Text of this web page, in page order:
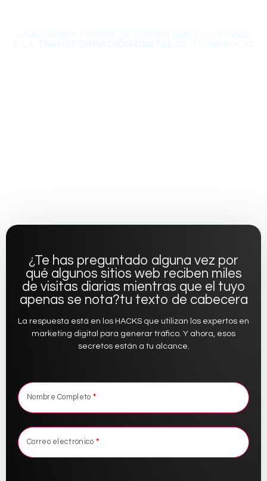
¿Te has preguntado alguna vez por
qué algunos sitios web reciben miles
de visitas diarias mientras que el tuyo
apenas se nota?tu texto de cabecera
La respuesta está en los HACKS que utilizan los expertos en
marketing digital para generar tráfico. Y ahora, esos
secretos están a tu alcance.
Nombre Completo *
Correo electrónico *